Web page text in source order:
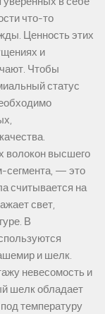
что-то
Ценность этих
и
Чтобы
статус
волокон высшего
сегмента, — это
считывается на
свет,
В
и шелк.
невесомость и
шелк обладает
температуру